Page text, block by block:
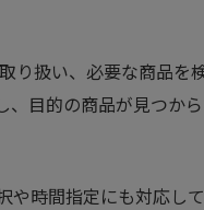
り扱い、必要な商品を
、目的の商品が見つか
や時間指定にも対応し